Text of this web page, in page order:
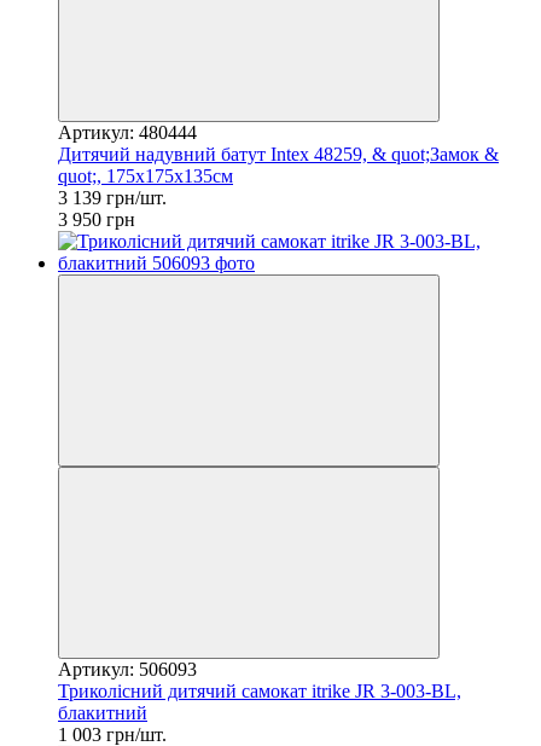
Артикул: 480444
Дитячий надувний батут Intex 48259, & quot;Замок &
quot;, 175х175х135см
3 139 грн/шт.
3 950 грн
Артикул: 506093
Триколісний дитячий самокат itrike JR 3-003-BL,
блакитний
1 003 грн/шт.